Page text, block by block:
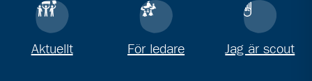
Aktuellt För ledare Jag är scout